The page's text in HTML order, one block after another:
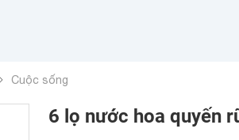
Cuộc sống
6 lọ nước hoa quyến